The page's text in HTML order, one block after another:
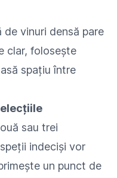
de vinuri densă pare
clar, folosește
spațiu între
sau trei
indeciși vor
un punct de